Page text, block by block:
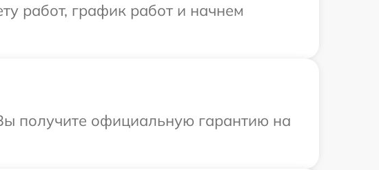
работ, график работ и начнем
получите официальную гарантию на